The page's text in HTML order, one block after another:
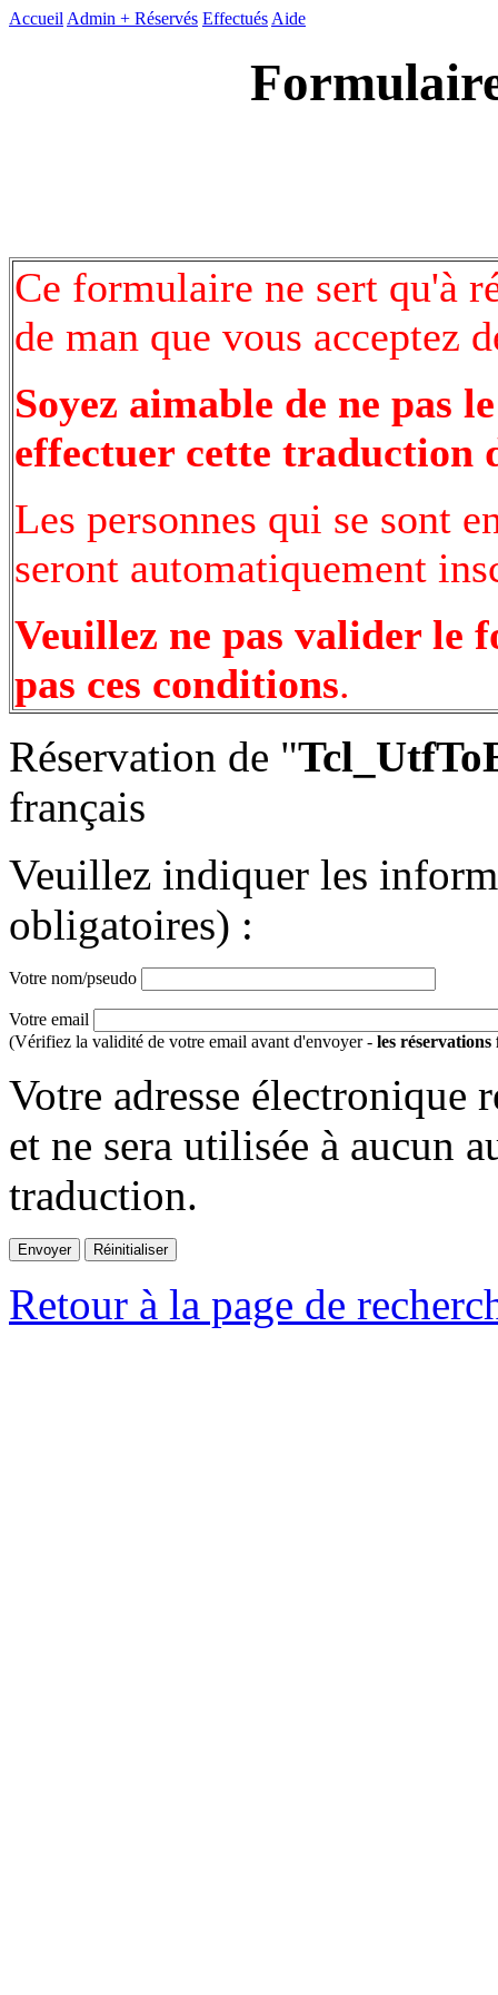
Accueil Admin + Réservés Effectués Aide
Ce formulaire ne sert qu'à
de man que vous acceptez
Soyez aimable de ne pas
effectuer cette traduction
Les personnes qui se sont
seront automatiquement
Veuillez ne pas valider le
pas ces conditions.
Réservation de "
français
Veuillez indiquer les
obligatoires) :
Votre nom/pseudo
Votre email
(Vérifiez la validité de votre email avant d'envoyer - les réservations
Votre adresse électronique
et ne sera utilisée à aucun
traduction.
Retour à la page de